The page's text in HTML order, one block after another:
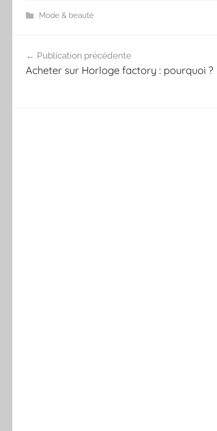
Mode & beauté
de
Publication précédente
Acheter sur Horloge factory : pourquoi ?